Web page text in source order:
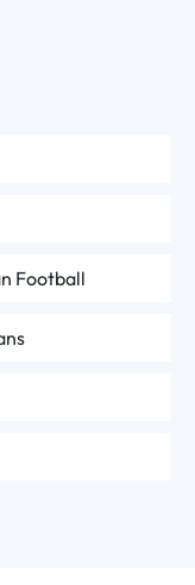
Football